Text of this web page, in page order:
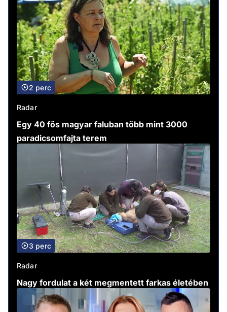
2 perc
Radar
Egy 40 fős magyar faluban több mint 3000
paradicsomfajta terem
3 perc
Radar
Nagy fordulat a két megmentett farkas életében